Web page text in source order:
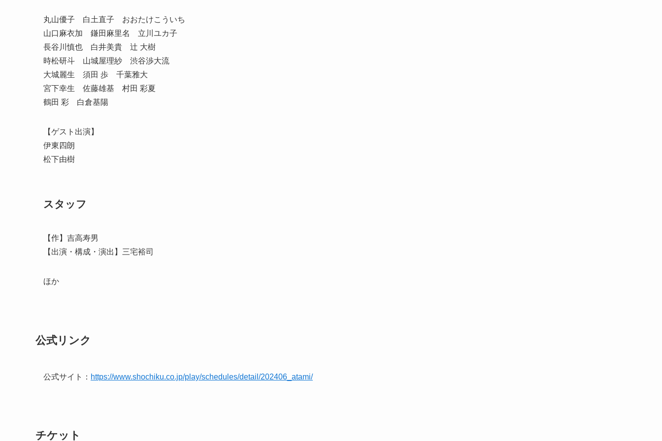
丸山優子 白土直子 おおたけこういち
山口麻衣加 鎌田麻里名 立川ユカ子
長谷川慎也 白井美貴 辻 大樹
時松研斗 山城屋理紗 渋谷渉大流
大城麗生 須田 歩 千葉雅大
宮下幸生 佐藤雄基 村田 彩夏
鶴田 彩 白倉基陽
【ゲスト出演】
伊東四朗
松下由樹
スタッフ
【作】吉高寿男
【出演・構成・演出】三宅裕司
ほか
公式リンク
公式サイト： https://www.shochiku.co.jp/play/schedules/detail/202406_atami/
チケット